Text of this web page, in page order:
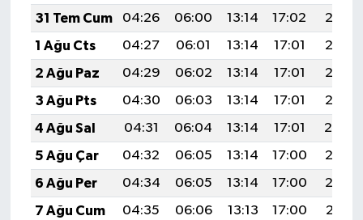
31 Tem Cum
04:26 06:00 13:14 17:02
20:18
1 Ağu Cts
04:27 06:01 13:14 17:01
20:17
2 Ağu Paz
04:29 06:02 13:14 17:01
20:16
3 Ağu Pts
04:30 06:03 13:14 17:01
20:15
4 Ağu Sal
04:31 06:04 13:14 17:01
20:14
5 Ağu Çar
04:32 06:05 13:14 17:00
20:13
6 Ağu Per
04:34 06:05 13:14 17:00
20:12
7 Ağu Cum
04:35 06:06 13:13 17:00
20:11